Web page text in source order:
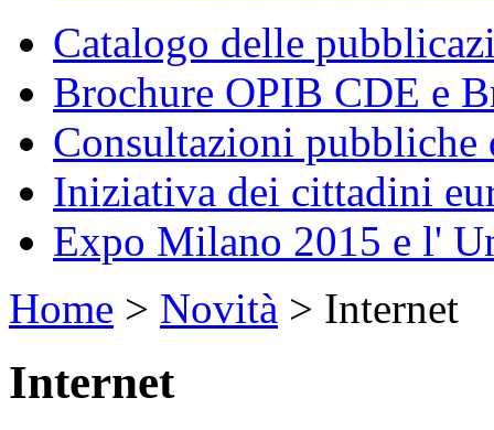
Catalogo delle
Brochure OPIB CDE e
Consultazioni pubbliche
Iniziativa dei cittadini
Expo Milano 2015 e l'
Home > Novità > Internet
Internet